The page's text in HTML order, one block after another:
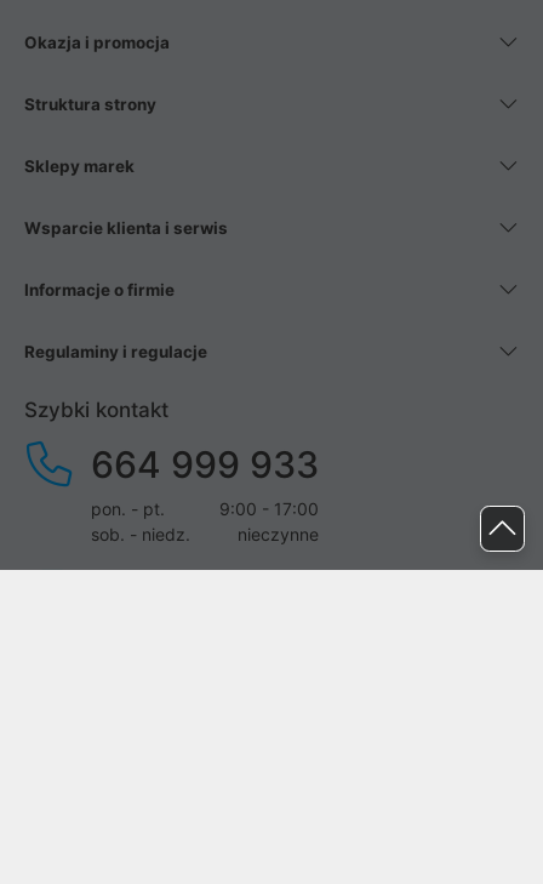
Okazja i promocja
Struktura strony
Sklepy marek
Wsparcie klienta i serwis
Informacje o firmie
Regulaminy i regulacje
Szybki kontakt
664 999 933
pon. - pt.
9:00 - 17:00
sob. - niedz.
nieczynne